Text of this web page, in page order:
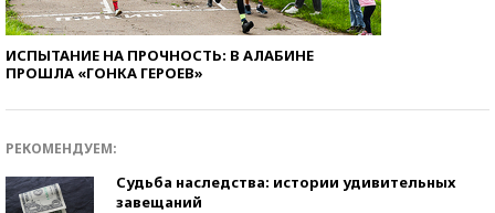
ИСПЫТАНИЕ НА ПРОЧНОСТЬ: В АЛАБИНЕ
ПРОШЛА «ГОНКА ГЕРОЕВ»
РЕКОМЕНДУЕМ:
Судьба наследства: истории удивительных
завещаний